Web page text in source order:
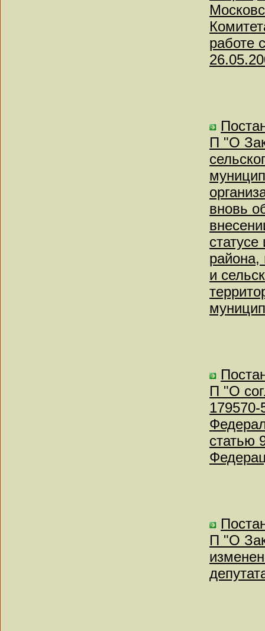
работе
П "О
вновь
района,
и
П "О
статью
П "О